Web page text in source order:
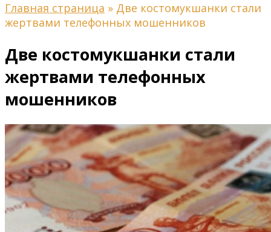
Главная страница » Две костомукшанки стали
жертвами телефонных мошенников
Две костомукшанки стали
жертвами телефонных
мошенников